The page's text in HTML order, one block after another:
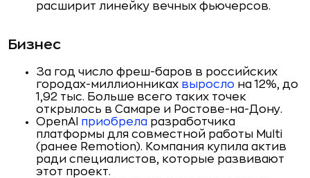
расширит линейку вечных фьючерсов.
Бизнес
За год число фреш-баров в российских
городах-миллионниках выросло на 12%, до
1,92 тыс. Больше всего таких точек
открылось в Самаре и Ростове-на-Дону.
OpenAI приобрела разработчика
платформы для совместной работы Multi
(ранее Remotion). Компания купила актив
ради специалистов, которые развивают
этот проект.